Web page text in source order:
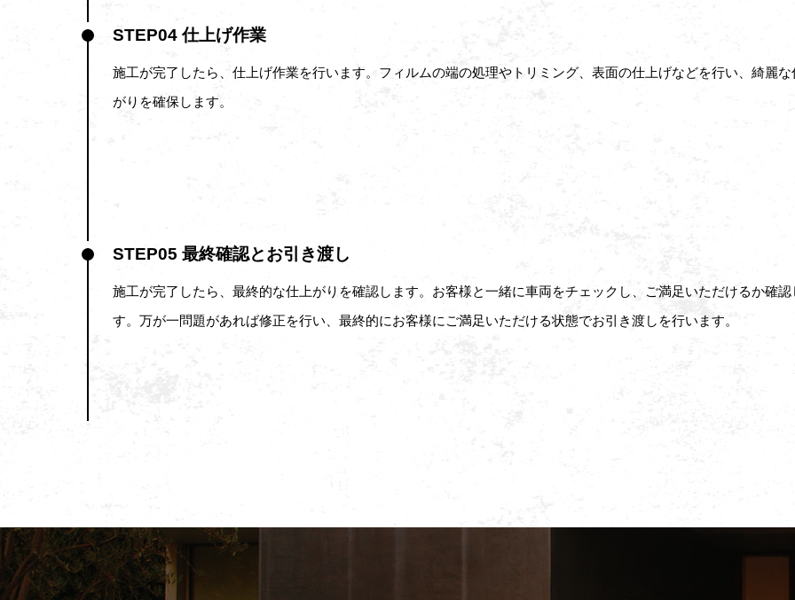
STEP04 仕上げ作業
施工が完了したら、仕上げ作業を行います。フィルムの端の処理やトリミング、表面の仕上げなどを行い、綺麗な
がりを確保します。
STEP05 最終確認とお引き渡し
施工が完了したら、最終的な仕上がりを確認します。お客様と一緒に車両をチェックし、ご満足いただけるか確認
す。万が一問題があれば修正を行い、最終的にお客様にご満足いただける状態でお引き渡しを行います。